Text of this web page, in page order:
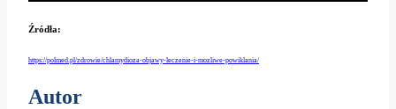
Źródła:
https://polmed.pl/zdrowie/chlamydioza-objawy-leczenie-i-mozliwe-powiklania/
Autor